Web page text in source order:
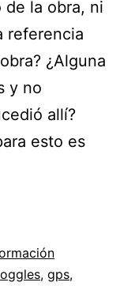
la obra, ni
referencia
¿Alguna
y no
allí?
esto es
, gps,